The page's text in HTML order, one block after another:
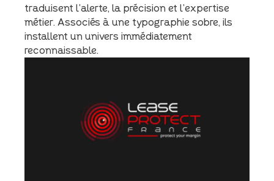
traduisent l’alerte, la précision et l’expertise
métier. Associés à une typographie sobre, ils
installent un univers immédiatement
reconnaissable.